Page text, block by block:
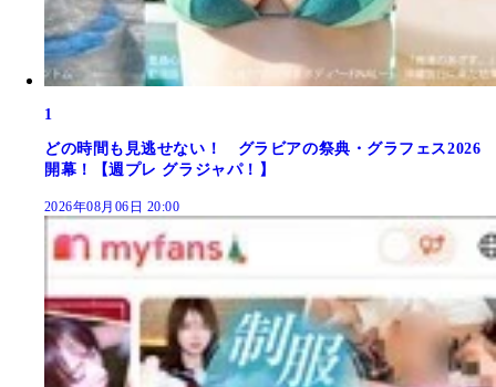
1
どの時間も見逃せない！ グラビアの祭典・グラフェス2026
開幕！【週プレ グラジャパ！】
2026年08月06日 20:00